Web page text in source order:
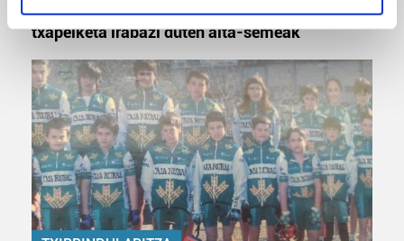
specific characteristics (fingerprinting)
Find out more about how your personal data is processed
and set your preferences in thedetails section.
Guk eta gure bazkideek zure datu pertsonalak
prozesatzen ditugu, zure IP zenbakia, besteak beste,
teknologia erabiliz, cookieak adibidez, iragarki eta eduki
pertsonalizatuak eskaintzeko, iragarkiak eta edukia
neurtzeko, jendeari buruzko informazioa biltzeko eta
produktuak garatzeko. Zure datuak nork eta zertarako
erabiltzen dituen hauta dezakezu.
Euxebio eta Ekaitz Zabala: Zumarragako mus
txapelketa irabazi duten aita-semeak